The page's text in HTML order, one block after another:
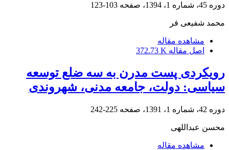
دوره 45، شماره 1، 1394، صفحه 103-123
محمد شفیعی فر
مشاهده مقاله
اصل مقاله 372.73 K
رویکردی پست مدرن به سه ضلع توسعه
سیاسی: دولت، جامعه مدنی، شهروندی
دوره 42، شماره 1، 1391، صفحه 225-242
محسن عبداللهی
مشاهده مقاله